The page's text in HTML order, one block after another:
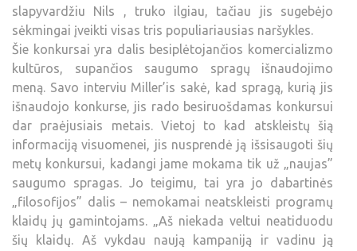
slapyvardžiu Nils , truko ilgiau, tačiau jis sugebėjo
sėkmingai įveikti visas tris populiariausias naršykles.
Šie konkursai yra dalis besiplėtojančios komercializmo
kultūros, supančios saugumo spragų išnaudojimo
meną. Savo interviu Miller’is sakė, kad spragą, kurią jis
išnaudojo konkurse, jis rado besiruošdamas konkursui
dar praėjusiais metais. Vietoj to kad atskleistų šią
informaciją visuomenei, jis nusprendė ją išsisaugoti šių
metų konkursui, kadangi jame mokama tik už „naujas”
saugumo spragas. Jo teigimu, tai yra jo dabartinės
„filosofijos” dalis – nemokamai neatskleisti programų
klaidų jų gamintojams. „Aš niekada veltui neatiduodu
šių klaidų. Aš vykdau naują kampaniją ir vadinu ją